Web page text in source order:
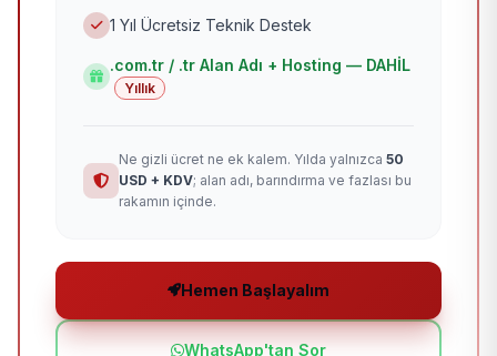
1 Yıl Ücretsiz Teknik Destek
.com.tr / .tr Alan Adı + Hosting — DAHİL
Yıllık
Ne gizli ücret ne ek kalem. Yılda yalnızca 50
USD + KDV; alan adı, barındırma ve fazlası bu
rakamın içinde.
Hemen Başlayalım
WhatsApp'tan Sor